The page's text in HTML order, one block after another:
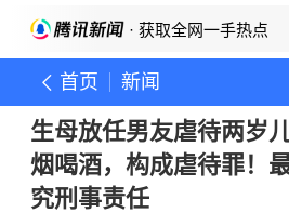
· 获取全网一手热点
首页 新闻
生母放任男友虐待两岁
烟喝酒，构成虐待罪！
究刑事责任